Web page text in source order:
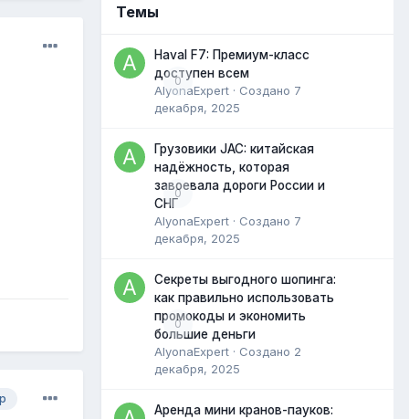
Темы
0
Haval F7: Премиум-класс
доступен всем
AlyonaExpert · Создано 7
декабря, 2025
0
Грузовики JAC: китайская
надёжность, которая
завоевала дороги России и
СНГ
AlyonaExpert · Создано 7
декабря, 2025
0
Секреты выгодного шопинга:
как правильно использовать
промокоды и экономить
большие деньги
AlyonaExpert · Создано 2
декабря, 2025
Аренда мини кранов-пауков: